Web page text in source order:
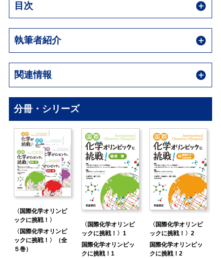
目次
執筆者紹介
関連情報
分冊・シリーズ
〈国際化学オリンピ
ックに挑戦！〉
〈国際化学オリンピ
ックに挑戦！〉（全
５巻）
〈国際化学オリンピ
ックに挑戦！〉1
国際化学オリンピッ
クに挑戦！1
〈国際化学オリンピ
ックに挑戦！〉2
国際化学オリンピッ
クに挑戦！2